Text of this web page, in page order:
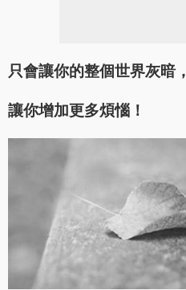
只會讓你的整個世界灰暗，
讓你增加更多煩惱！